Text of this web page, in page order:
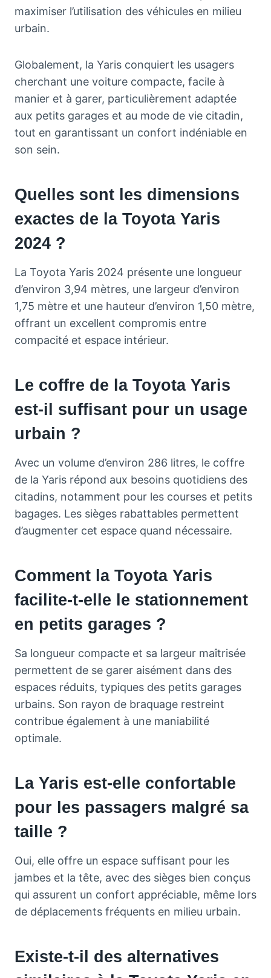
maximiser l’utilisation des véhicules en milieu
urbain.
Globalement, la Yaris conquiert les usagers
cherchant une voiture compacte, facile à
manier et à garer, particulièrement adaptée
aux petits garages et au mode de vie citadin,
tout en garantissant un confort indéniable en
son sein.
Quelles sont les dimensions
exactes de la Toyota Yaris
2024 ?
La Toyota Yaris 2024 présente une longueur
d’environ 3,94 mètres, une largeur d’environ
1,75 mètre et une hauteur d’environ 1,50 mètre,
offrant un excellent compromis entre
compacité et espace intérieur.
Le coffre de la Toyota Yaris
est-il suffisant pour un usage
urbain ?
Avec un volume d’environ 286 litres, le coffre
de la Yaris répond aux besoins quotidiens des
citadins, notamment pour les courses et petits
bagages. Les sièges rabattables permettent
d’augmenter cet espace quand nécessaire.
Comment la Toyota Yaris
facilite-t-elle le stationnement
en petits garages ?
Sa longueur compacte et sa largeur maîtrisée
permettent de se garer aisément dans des
espaces réduits, typiques des petits garages
urbains. Son rayon de braquage restreint
contribue également à une maniabilité
optimale.
La Yaris est-elle confortable
pour les passagers malgré sa
taille ?
Oui, elle offre un espace suffisant pour les
jambes et la tête, avec des sièges bien conçus
qui assurent un confort appréciable, même lors
de déplacements fréquents en milieu urbain.
Existe-t-il des alternatives